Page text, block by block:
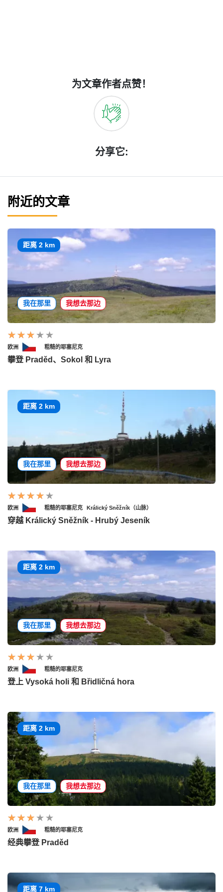
为文章作者点赞！
分享它:
附近的文章
距离 2 km
我在那里 我想去那边
欧洲 粗糙的耶塞尼克
攀登 Praděd、Sokol 和 Lyra
距离 2 km
我在那里 我想去那边
欧洲 粗糙的耶塞尼克 Králický Sněžník（山脉）
穿越 Králický Sněžník - Hrubý Jeseník
距离 2 km
我在那里 我想去那边
欧洲 粗糙的耶塞尼克
登上 Vysoká holi 和 Břidličná hora
距离 2 km
我在那里 我想去那边
欧洲 粗糙的耶塞尼克
经典攀登 Praděd
距离 7 km